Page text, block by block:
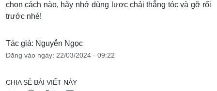
chọn cách nào, hãy nhớ dùng lược chải thẳng tóc và gỡ rối
trước nhé!
Tác giả: Nguyễn Ngọc
Đăng vào ngày: 22/03/2024 - 09:22
CHIA SẺ BÀI VIẾT NÀY